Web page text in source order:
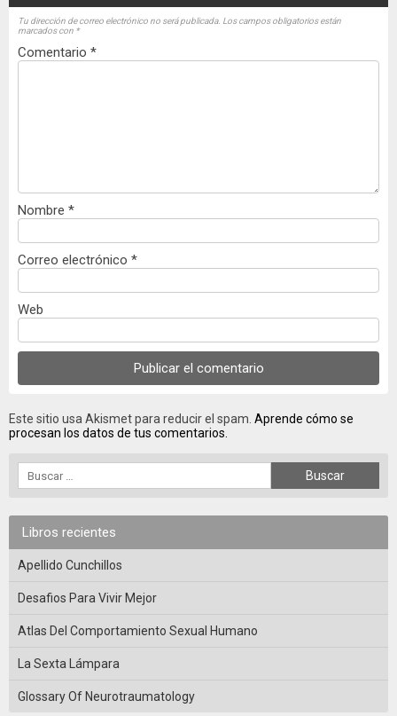
Tu dirección de correo electrónico no será publicada. Los campos obligatorios están
marcados con *
Comentario *
Nombre *
Correo electrónico *
Web
Este sitio usa Akismet para reducir el spam. Aprende cómo se
procesan los datos de tus comentarios.
Libros recientes
Apellido Cunchillos
Desafios Para Vivir Mejor
Atlas Del Comportamiento Sexual Humano
La Sexta Lámpara
Glossary Of Neurotraumatology